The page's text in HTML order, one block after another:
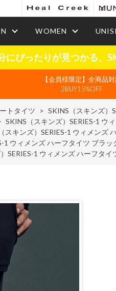
WOMEN
にぴったりが見つかる、
【会員様限定】全商品対
2BUY15%OFF
トタイツ > SKINS（スキンズ）
SKINS（スキンズ）SERIES-1 ウ
スキンズ）SERIES-1 ウィメンズ
1 ウィメンズ ハーフタイツ ブラッ
SERIES-1 ウィメンズ ハーフタイ